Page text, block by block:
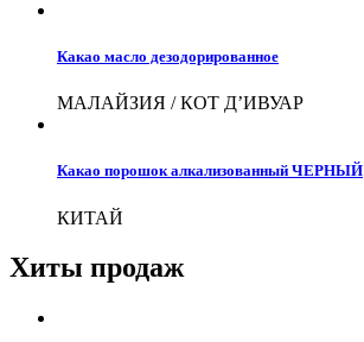
Какао масло дезодорированное
МАЛАЙЗИЯ / КОТ Д’ИВУАР
Какао порошок алкализованный ЧЕРНЫЙ
КИТАЙ
Хиты продаж